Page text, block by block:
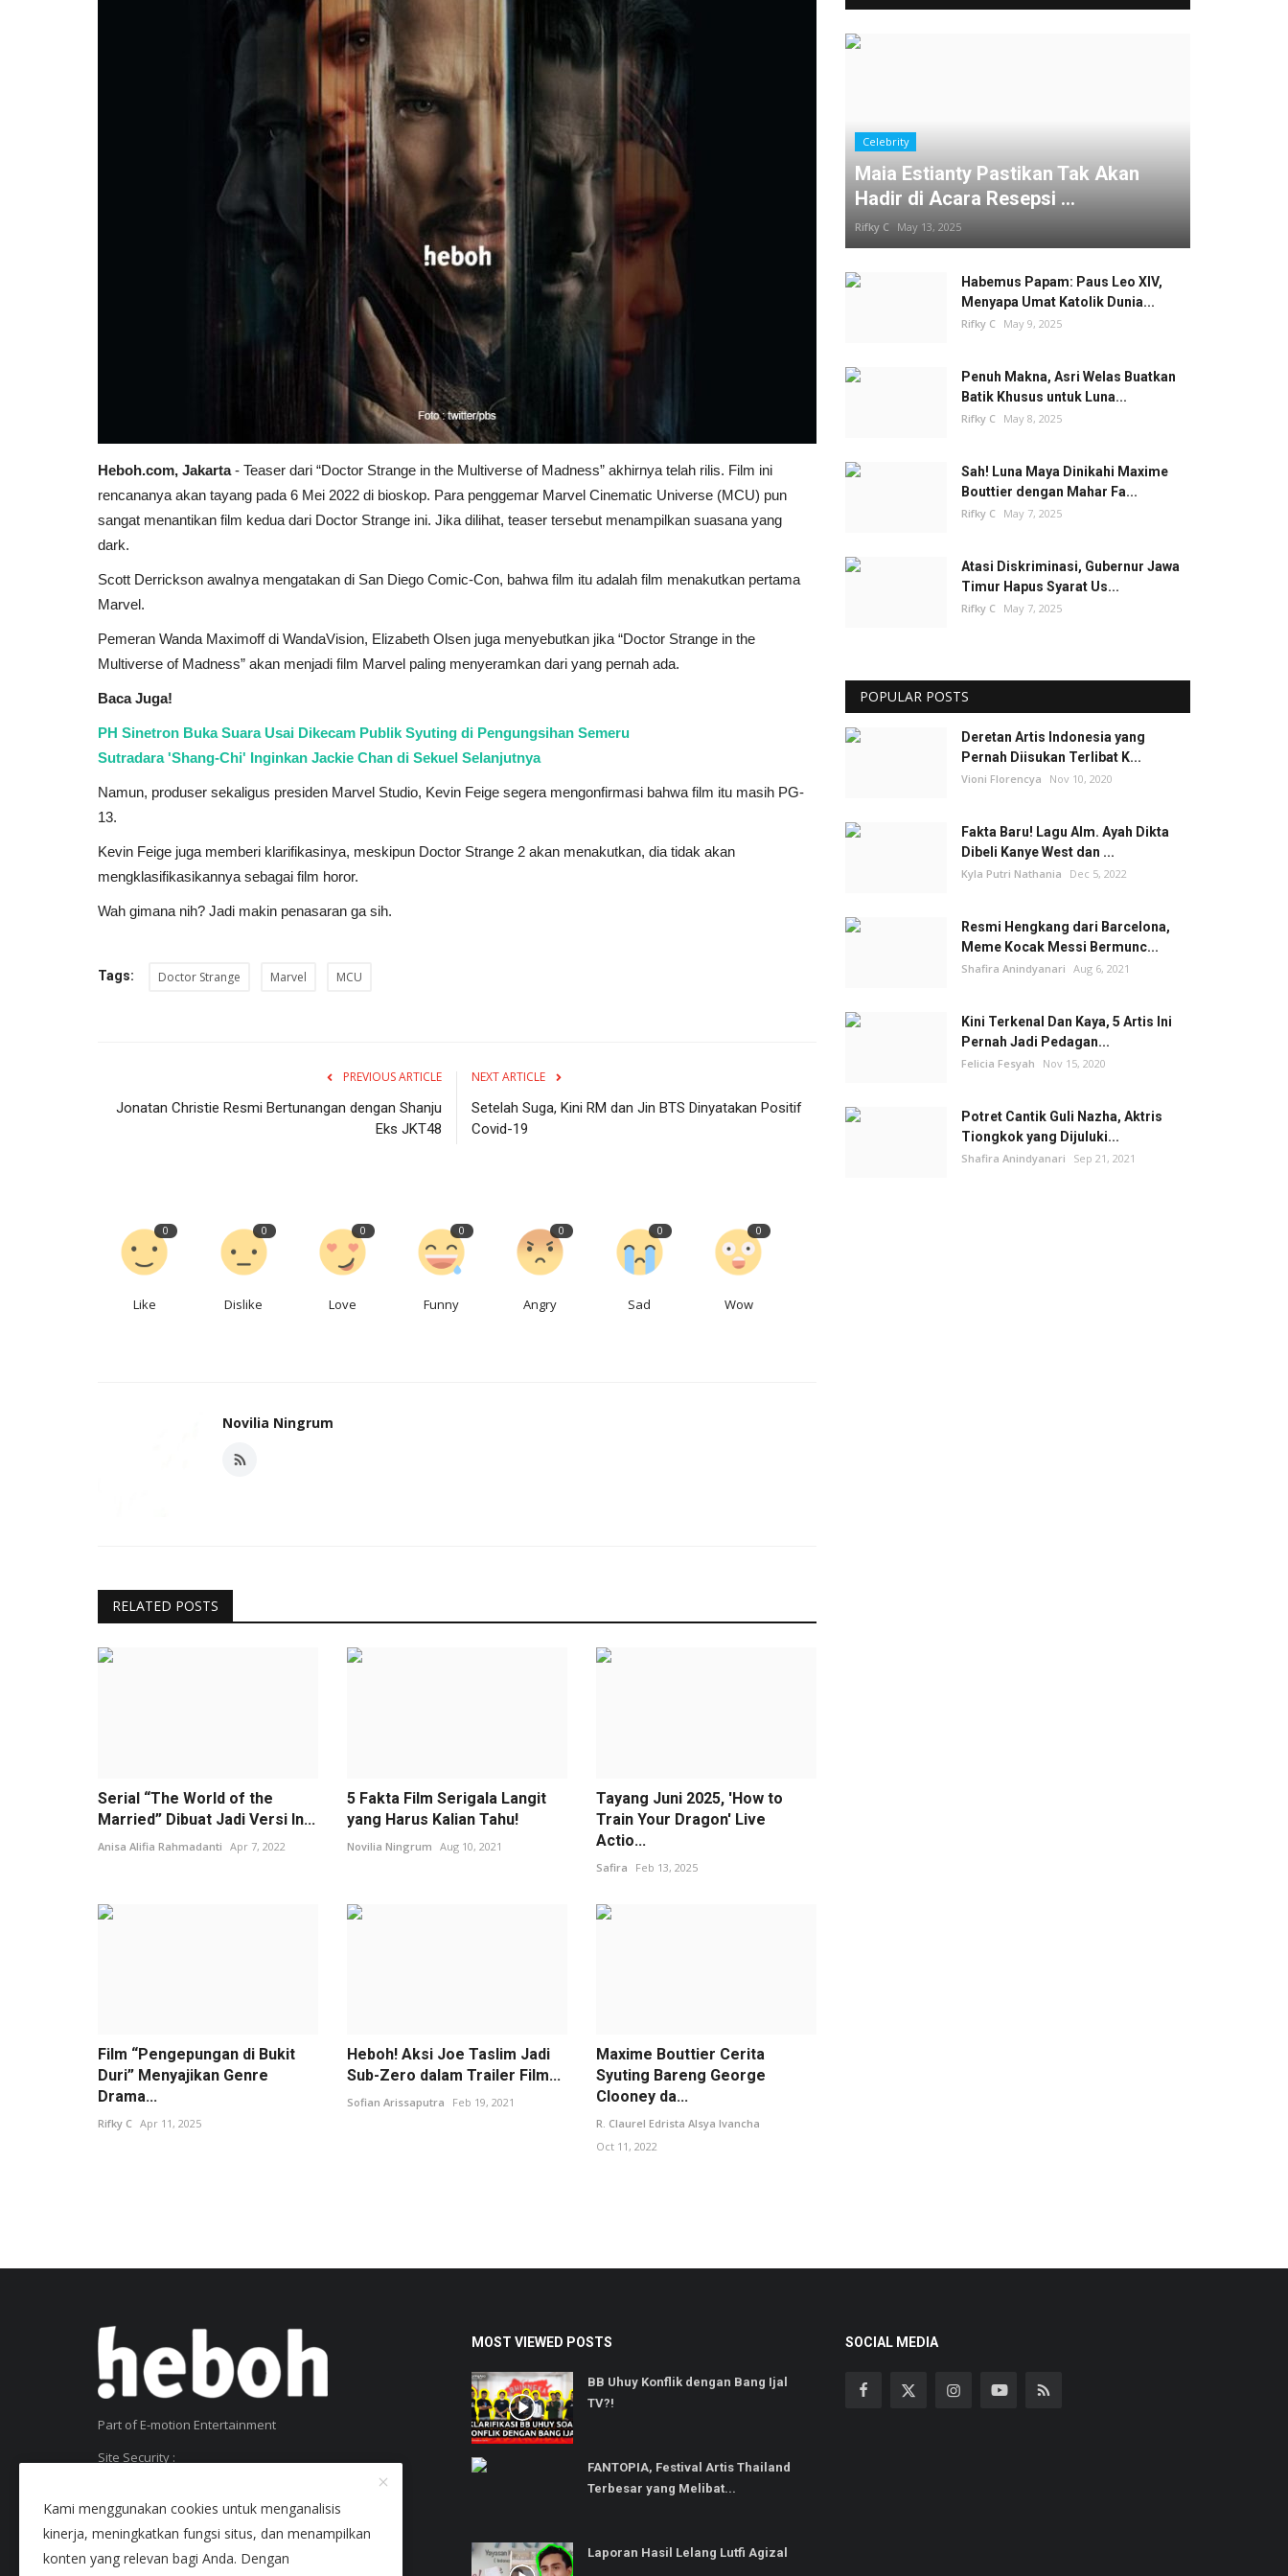
Heboh.com, Jakarta- Teaser dari “Doctor Strange in the Multiverse of Madness” akhirnya telah rilis. Film ini
rencananya akan tayang pada 6 Mei 2022 di bioskop. Para penggemar Marvel Cinematic Universe (MCU) pun
sangat menantikan film kedua dari Doctor Strange ini. Jika dilihat, teaser tersebut menampilkan suasana yang
dark.
Scott Derrickson awalnya mengatakan di San Diego Comic-Con, bahwa film itu adalah film menakutkan pertama
Marvel.
Pemeran Wanda Maximoff di WandaVision, Elizabeth Olsen juga menyebutkan jika “Doctor Strange in the
Multiverse of Madness” akan menjadi film Marvel paling menyeramkan dari yang pernah ada.
Baca Juga!
PH Sinetron Buka Suara Usai Dikecam Publik Syuting di Pengungsihan Semeru
Sutradara 'Shang-Chi' Inginkan Jackie Chan di Sekuel Selanjutnya
Namun, produser sekaligus presiden Marvel Studio, Kevin Feige segera mengonfirmasi bahwa film itu masih PG-
13.
Kevin Feige juga memberi klarifikasinya, meskipun Doctor Strange 2 akan menakutkan, dia tidak akan
mengklasifikasikannya sebagai film horor.
Wah gimana nih? Jadi makin penasaran ga sih.
Tags: Doctor Strange Marvel MCU
PREVIOUS ARTICLE
Jonatan Christie Resmi Bertunangan dengan Shanju
Eks JKT48
NEXT ARTICLE
Setelah Suga, Kini RM dan Jin BTS Dinyatakan Positif
Covid-19
0
Like
0
Dislike
0
Love
0
Funny
0
Angry
0
Sad
0
Wow
Novilia Ningrum
RELATED POSTS
Serial “The World of the
Married” Dibuat Jadi Versi In...
Anisa Alifia Rahmadanti Apr 7, 2022
5 Fakta Film Serigala Langit
yang Harus Kalian Tahu!
Novilia Ningrum Aug 10, 2021
Tayang Juni 2025, 'How to
Train Your Dragon' Live
Actio...
Safira Feb 13, 2025
Film “Pengepungan di Bukit
Duri” Menyajikan Genre
Drama...
Rifky C Apr 11, 2025
Heboh! Aksi Joe Taslim Jadi
Sub-Zero dalam Trailer Film...
Sofian Arissaputra Feb 19, 2021
Maxime Bouttier Cerita
Syuting Bareng George
Clooney da...
R. Claurel Edrista Alsya Ivancha
Oct 11, 2022
Celebrity
Maia Estianty Pastikan Tak Akan
Hadir di Acara Resepsi ...
Rifky C May 13, 2025
Habemus Papam: Paus Leo XIV,
Menyapa Umat Katolik Dunia...
Rifky C May 9, 2025
Penuh Makna, Asri Welas Buatkan
Batik Khusus untuk Luna...
Rifky C May 8, 2025
Sah! Luna Maya Dinikahi Maxime
Bouttier dengan Mahar Fa...
Rifky C May 7, 2025
Atasi Diskriminasi, Gubernur Jawa
Timur Hapus Syarat Us...
Rifky C May 7, 2025
POPULAR POSTS
Deretan Artis Indonesia yang
Pernah Diisukan Terlibat K...
Vioni Florencya Nov 10, 2020
Fakta Baru! Lagu Alm. Ayah Dikta
Dibeli Kanye West dan ...
Kyla Putri Nathania Dec 5, 2022
Resmi Hengkang dari Barcelona,
Meme Kocak Messi Bermunc...
Shafira Anindyanari Aug 6, 2021
Kini Terkenal Dan Kaya, 5 Artis Ini
Pernah Jadi Pedagan...
Felicia Fesyah Nov 15, 2020
Potret Cantik Guli Nazha, Aktris
Tiongkok yang Dijuluki...
Shafira Anindyanari Sep 21, 2021
Part of E-motion Entertainment
Site Security :
MOST VIEWED POSTS
BB Uhuy Konflik dengan Bang Ijal
TV?!
FANTOPIA, Festival Artis Thailand
Terbesar yang Melibat...
Laporan Hasil Lelang Lutfi Agizal
SOCIAL MEDIA
Kami menggunakan cookies untuk menganalisis
kinerja, meningkatkan fungsi situs, dan menampilkan
konten yang relevan bagi Anda. Dengan